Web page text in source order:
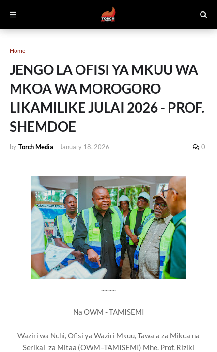
Home
JENGO LA OFISI YA MKUU WA
MKOA WA MOROGORO
LIKAMILIKE JULAI 2026 - PROF.
SHEMDOE
by Torch Media - January 18, 2026 0
..........
Na OWM - TAMISEMI
Waziri wa Nchi, Ofisi ya Waziri Mkuu, Tawala za Mikoa na
Serikali za Mitaa (OWM–TAMISEMI) Mhe. Prof. Riziki